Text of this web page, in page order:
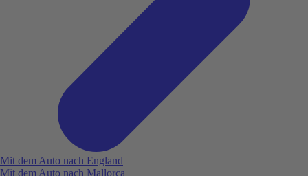
Mit dem Auto nach England
Mit dem Auto nach Mallorca